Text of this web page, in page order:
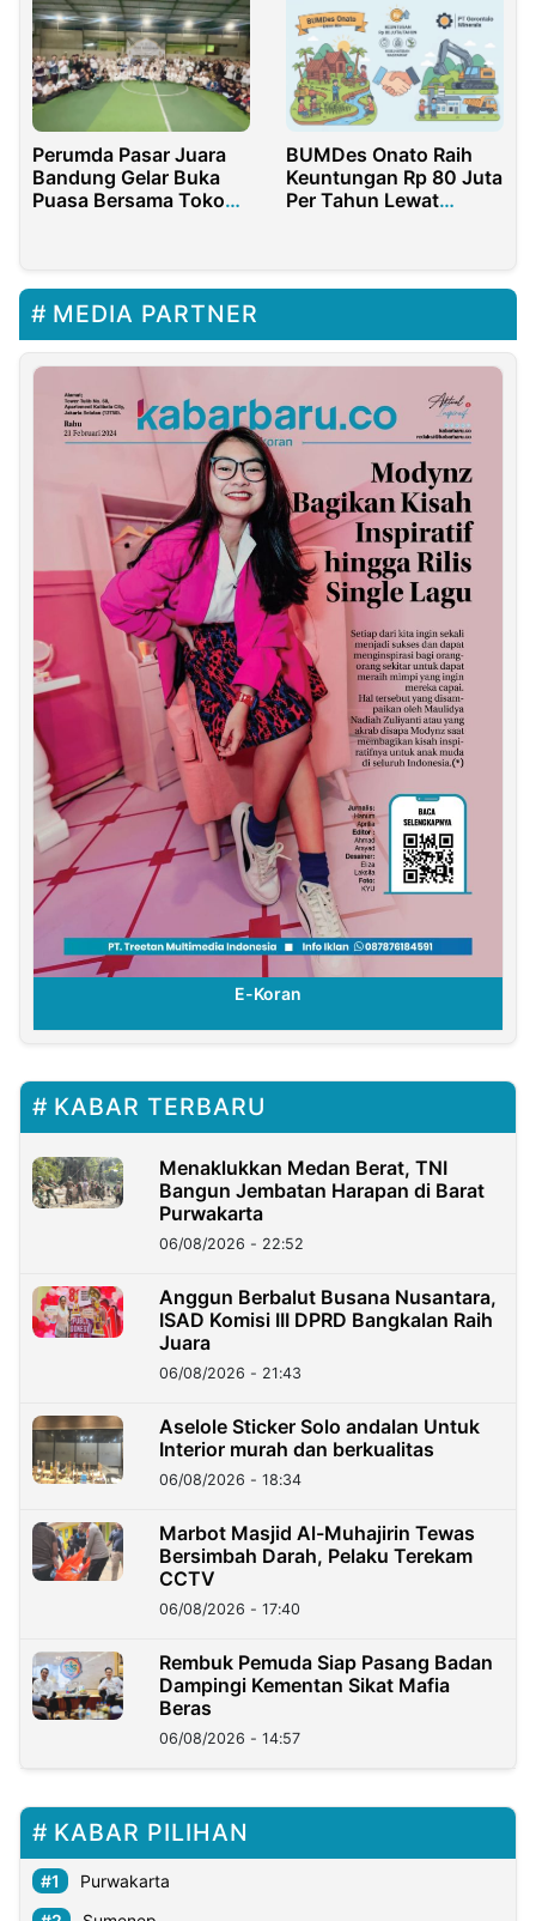
Perumda Pasar Juara
Bandung Gelar Buka
Puasa Bersama Tokoh
BUMDes Onato Raih
Keuntungan Rp 80 Juta
Per Tahun Lewat
MEDIA PARTNER
E-Koran
KABAR TERBARU
Menaklukkan Medan Berat, TNI
Bangun Jembatan Harapan di Barat
Purwakarta
06/08/2026 - 22:52
Anggun Berbalut Busana Nusantara,
ISAD Komisi III DPRD Bangkalan Raih
Juara
06/08/2026 - 21:43
Aselole Sticker Solo andalan Untuk
Interior murah dan berkualitas
06/08/2026 - 18:34
Marbot Masjid Al-Muhajirin Tewas
Bersimbah Darah, Pelaku Terekam
CCTV
06/08/2026 - 17:40
Rembuk Pemuda Siap Pasang Badan
Dampingi Kementan Sikat Mafia
Beras
06/08/2026 - 14:57
KABAR PILIHAN
Purwakarta